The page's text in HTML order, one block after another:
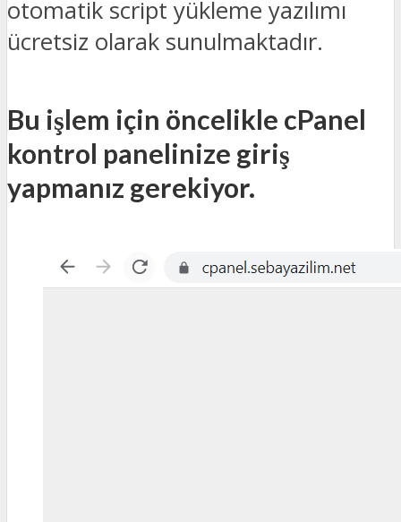
otomatik script yükleme yazılımı
ücretsiz olarak sunulmaktadır.
Bu işlem için öncelikle cPanel
kontrol panelinize giriş
yapmanız gerekiyor.